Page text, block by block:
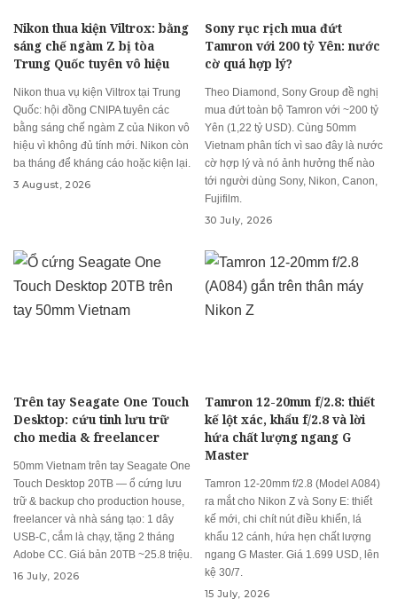
Nikon thua kiện Viltrox: bằng
sáng chế ngàm Z bị tòa
Trung Quốc tuyên vô hiệu
Nikon thua vụ kiện Viltrox tại Trung
Quốc: hội đồng CNIPA tuyên các
bằng sáng chế ngàm Z của Nikon vô
hiệu vì không đủ tính mới. Nikon còn
ba tháng để kháng cáo hoặc kiện lại.
3 August, 2026
Sony rục rịch mua đứt
Tamron với 200 tỷ Yên: nước
cờ quá hợp lý?
Theo Diamond, Sony Group đề nghị
mua đứt toàn bộ Tamron với ~200 tỷ
Yên (1,22 tỷ USD). Cùng 50mm
Vietnam phân tích vì sao đây là nước
cờ hợp lý và nó ảnh hưởng thế nào
tới người dùng Sony, Nikon, Canon,
Fujifilm.
30 July, 2026
Trên tay Seagate One Touch
Desktop: cứu tinh lưu trữ
cho media & freelancer
50mm Vietnam trên tay Seagate One
Touch Desktop 20TB — ổ cứng lưu
trữ & backup cho production house,
freelancer và nhà sáng tạo: 1 dây
USB-C, cắm là chạy, tặng 2 tháng
Adobe CC. Giá bản 20TB ~25.8 triệu.
16 July, 2026
Tamron 12-20mm f/2.8: thiết
kế lột xác, khẩu f/2.8 và lời
hứa chất lượng ngang G
Master
Tamron 12-20mm f/2.8 (Model A084)
ra mắt cho Nikon Z và Sony E: thiết
kế mới, chi chít nút điều khiển, lá
khẩu 12 cánh, hứa hẹn chất lượng
ngang G Master. Giá 1.699 USD, lên
kệ 30/7.
15 July, 2026